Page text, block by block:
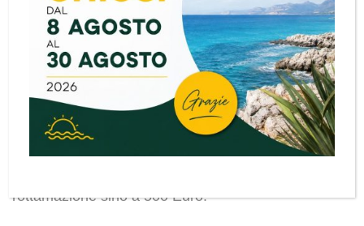
Rottamazione Tende da
sole provincia Torino
Rottama la vecchia tenda
rottamazione sino a 500 Euro.